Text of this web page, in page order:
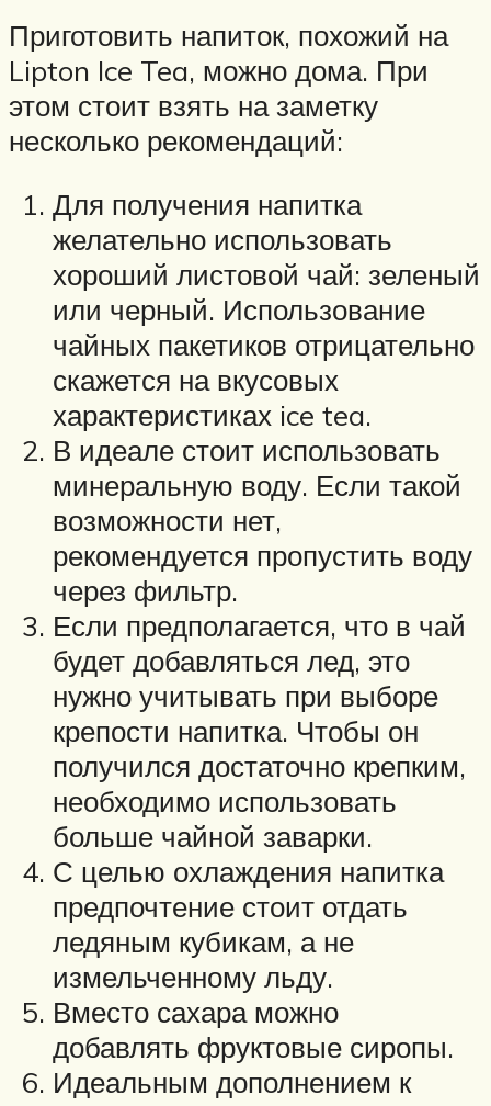
Приготовить напиток, похожий на
Lipton Ice Tea, можно дома. При
этом стоит взять на заметку
несколько рекомендаций:
Для получения напитка
желательно использовать
хороший листовой чай: зеленый
или черный. Использование
чайных пакетиков отрицательно
скажется на вкусовых
характеристиках ice tea.
В идеале стоит использовать
минеральную воду. Если такой
возможности нет,
рекомендуется пропустить воду
через фильтр.
Если предполагается, что в чай
будет добавляться лед, это
нужно учитывать при выборе
крепости напитка. Чтобы он
получился достаточно крепким,
необходимо использовать
больше чайной заварки.
С целью охлаждения напитка
предпочтение стоит отдать
ледяным кубикам, а не
измельченному льду.
Вместо сахара можно
добавлять фруктовые сиропы.
Идеальным дополнением к